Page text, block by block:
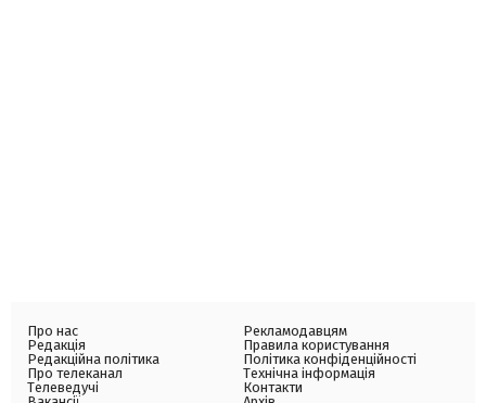
Про нас
Редакція
Редакційна політика
Про телеканал
Телеведучі
Рекламодавцям
Правила користування
Політика конфіденційності
Технічна інформація
Контакти